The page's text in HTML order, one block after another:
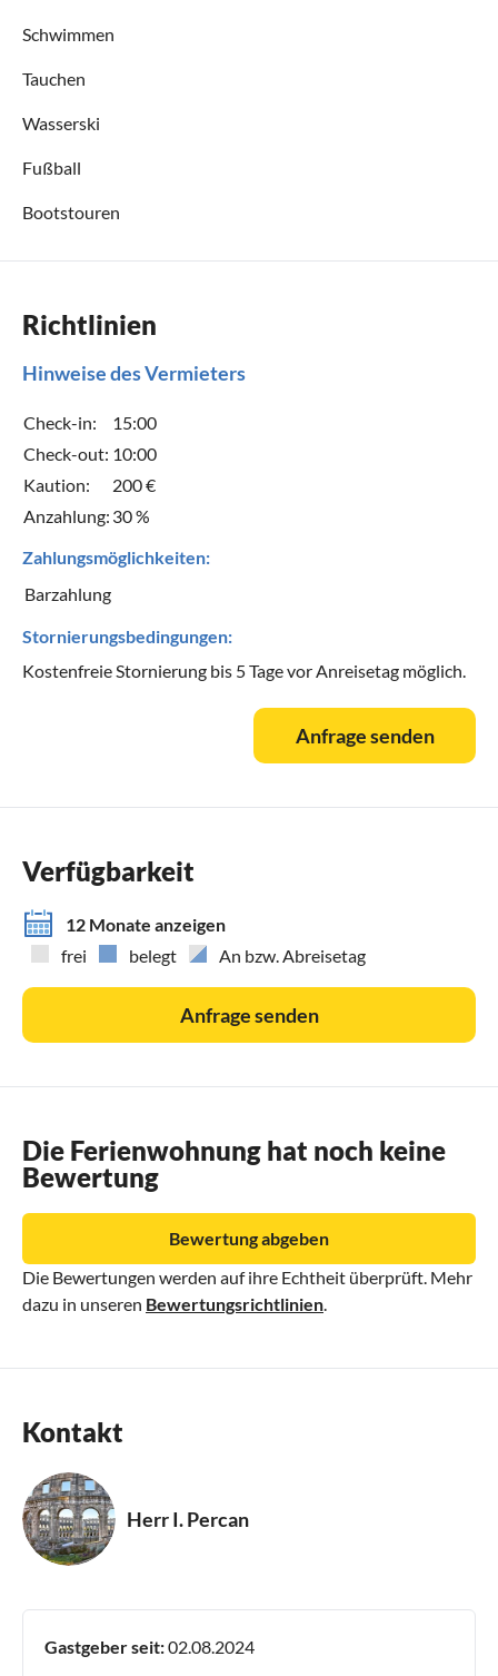
Schwimmen
Tauchen
Wasserski
Fußball
Bootstouren
Richtlinien
Hinweise des Vermieters
Check-in:
15:00
Check-out: 10:00
Kaution:
200 €
Anzahlung: 30 %
Zahlungsmöglichkeiten:
Barzahlung
Stornierungsbedingungen:
Kostenfreie Stornierung bis 5 Tage vor Anreisetag möglich.
Anfrage senden
Verfügbarkeit
12 Monate anzeigen
frei
belegt An bzw. Abreisetag
Anfrage senden
Die Ferienwohnung hat noch keine
Bewertung
Die Bewertungen werden auf ihre Echtheit überprüft. Mehr
dazu in unseren Bewertungsrichtlinien
Bewertung abgeben
Kontakt
Herr I. Percan
Gastgeber seit:02.08.2024